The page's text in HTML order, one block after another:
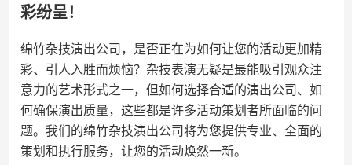
彩纷呈！
绵竹杂技演出公司，是否正在为如何让您的活动更加精
彩、引人入胜而烦恼？杂技表演无疑是最能吸引观众注
意力的艺术形式之一，但如何选择合适的演出公司、如
何确保演出质量，这些都是许多活动策划者所面临的问
题。我们的绵竹杂技演出公司将为您提供专业、全面的
策划和执行服务，让您的活动焕然一新。